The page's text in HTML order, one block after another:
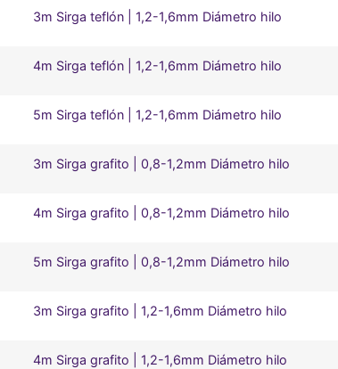
3m Sirga teflón | 1,2-1,6mm Diámetro hilo
4m Sirga teflón | 1,2-1,6mm Diámetro hilo
5m Sirga teflón | 1,2-1,6mm Diámetro hilo
3m Sirga grafito | 0,8-1,2mm Diámetro hilo
4m Sirga grafito | 0,8-1,2mm Diámetro hilo
5m Sirga grafito | 0,8-1,2mm Diámetro hilo
3m Sirga grafito | 1,2-1,6mm Diámetro hilo
4m Sirga grafito | 1,2-1,6mm Diámetro hilo